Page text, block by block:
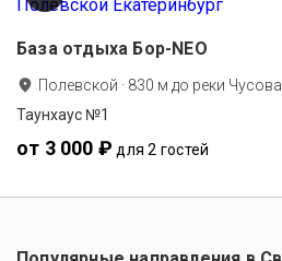
База отдыха Бор-NEO
Полевской · 830 м до реки
Таунхаус №1
от 3 000 ₽ для 2 гостей